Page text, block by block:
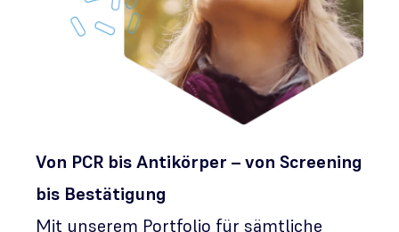
Von PCR bis Antikörper – von Screening
bis Bestätigung
Mit unserem Portfolio für sämtliche